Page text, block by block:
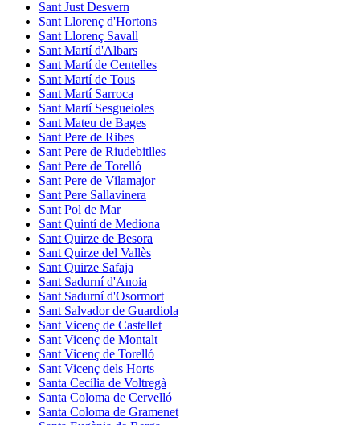
Sant Just Desvern
Sant Llorenç d'Hortons
Sant Llorenç Savall
Sant Martí d'Albars
Sant Martí de Centelles
Sant Martí de Tous
Sant Martí Sarroca
Sant Martí Sesgueioles
Sant Mateu de Bages
Sant Pere de Ribes
Sant Pere de Riudebitlles
Sant Pere de Torelló
Sant Pere de Vilamajor
Sant Pere Sallavinera
Sant Pol de Mar
Sant Quintí de Mediona
Sant Quirze de Besora
Sant Quirze del Vallès
Sant Quirze Safaja
Sant Sadurní d'Anoia
Sant Sadurní d'Osormort
Sant Salvador de Guardiola
Sant Vicenç de Castellet
Sant Vicenç de Montalt
Sant Vicenç de Torelló
Sant Vicenç dels Horts
Santa Cecília de Voltregà
Santa Coloma de Cervelló
Santa Coloma de Gramenet